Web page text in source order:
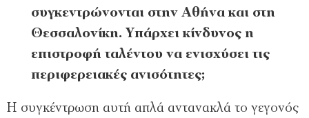
συγκεντρώνονται στην Αθήνα και στη
Θεσσαλονίκη. Υπάρχει κίνδυνος η
επιστροφή ταλέντου να ενισχύσει τις
περιφερειακές ανισότητες;
Η συγκέντρωση αυτή απλά αντανακλά το γεγονός